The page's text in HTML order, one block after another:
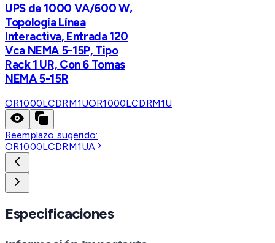
UPS de 1000 VA/600 W,
Topología Línea
Interactiva, Entrada 120
Vca NEMA 5-15P, Tipo
Rack 1 UR, Con 6 Tomas
NEMA 5-15R
OR1000LCDRM1UOR1000LCDRM1U
Reemplazo sugerido:
OR1000LCDRM1UA
Especificaciones